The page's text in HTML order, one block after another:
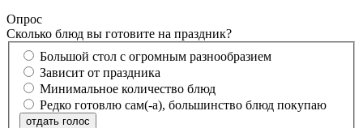
Опрос
Сколько блюд вы готовите на праздник?
Большой стол с огромным разнообразием
Зависит от праздника
Минимальное количество блюд
Редко готовлю сам(-а), большинство блюд покупаю
отдать голос